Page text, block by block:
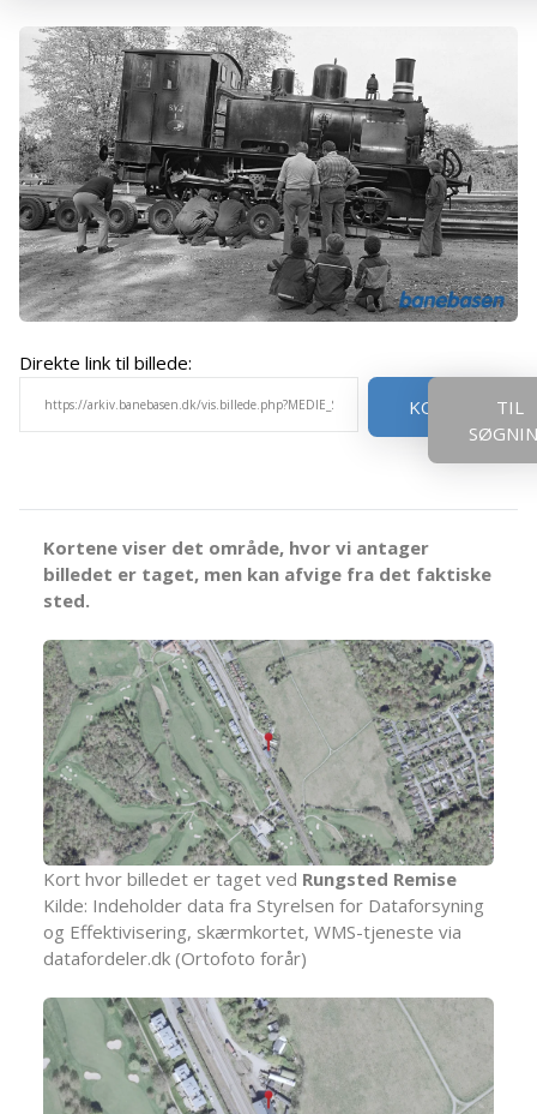
Direkte link til billede:
KOPIER
TIL
Kortene viser det område, hvor vi antager
billedet er taget, men kan afvige fra det faktiske
sted.
Kort hvor billedet er taget ved Rungsted Remise
Kilde: Indeholder data fra Styrelsen for Dataforsyning
og Effektivisering, skærmkortet, WMS-tjeneste via
datafordeler.dk (Ortofoto forår)